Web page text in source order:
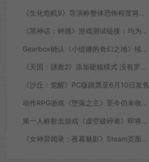
《生化危机9》导演称整体恐怖程度将进一步提升
《黑神话：钟馗》游戏测试链接：均为骗子
Gearbox确认《小缇娜的奇幻之地》续作正在开发中
《天国：拯救2》添加硬核模式 没有罗盘和快速旅行
《沙丘：觉醒》PC版跳票至6月10日发售
动作RPG游戏《堕落之主》至今仍未收回成本
第一人称射击游戏《虚空破碎者》即将多平台上线
《女神异闻录：夜幕魅影》Steam页面上线